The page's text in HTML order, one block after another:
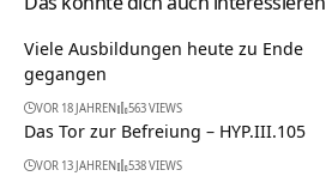
Viele Ausbildungen heute zu Ende
gegangen
VOR 18 JAHREN 563 VIEWS
Das Tor zur Befreiung – HYP.III.105
VOR 13 JAHREN 538 VIEWS